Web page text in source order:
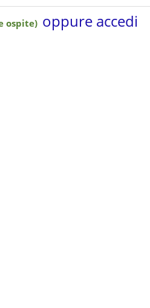
ospite) oppure accedi